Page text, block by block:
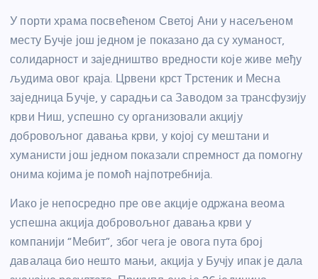
У порти храма посвећеном Светој Ани у насељеном
месту Бучје још једном је показано да су хуманост,
солидарност и заједништво вредности које живе међу
људима овог краја. Црвени крст Трстеник и Месна
заједница Бучје, у сарадњи са Заводом за трансфузију
крви Ниш, успешно су организовали акцију
добровољног давања крви, у којој су мештани и
хуманисти још једном показали спремност да помогну
онима којима је помоћ најпотребнија.
Иако је непосредно пре ове акције одржана веома
успешна акција добровољног давања крви у
компанији “Мебит”, због чега је овога пута број
давалаца био нешто мањи, акција у Бучју ипак је дала